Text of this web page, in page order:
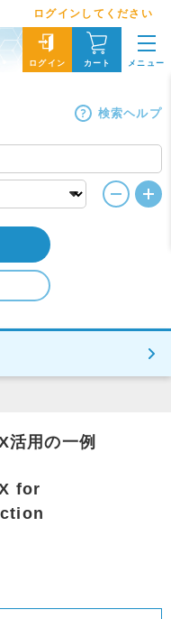
ログインしてください
ログイン カート メニュー
検索ヘルプ
活用の一例
for